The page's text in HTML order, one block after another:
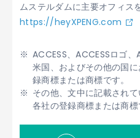
ムステルダムに主要オフィス
https://heyXPENG.com
ACCESS、ACCESSロゴ
米国、およびその他の国
録商標または商標です。
その他、文中に記載されて
各社の登録商標または商標